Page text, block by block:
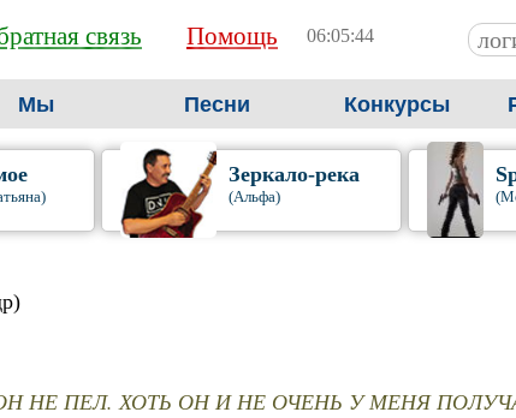
связь Помощь 06:05:45
Мы Песни Конкурсы
Зеркало-река
(Альфа)
НЕ ПЕЛ. ХОТЬ ОН И НЕ ОЧЕНЬ У МЕНЯ